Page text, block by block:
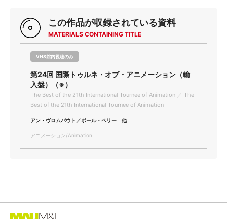
この作品が収録されている資料
MATERIALS CONTAINING TITLE
VHS館内視聴のみ
第24回 国際トゥルネ・オブ・アニメーション（輸
入盤）（※）
The Best of the 21th International Tournee of Animation ／ The
Best of the 21th International Tournee of Animation
アン・ヴロムバウト／ポール・ベリー 他
アニメーション/Animation